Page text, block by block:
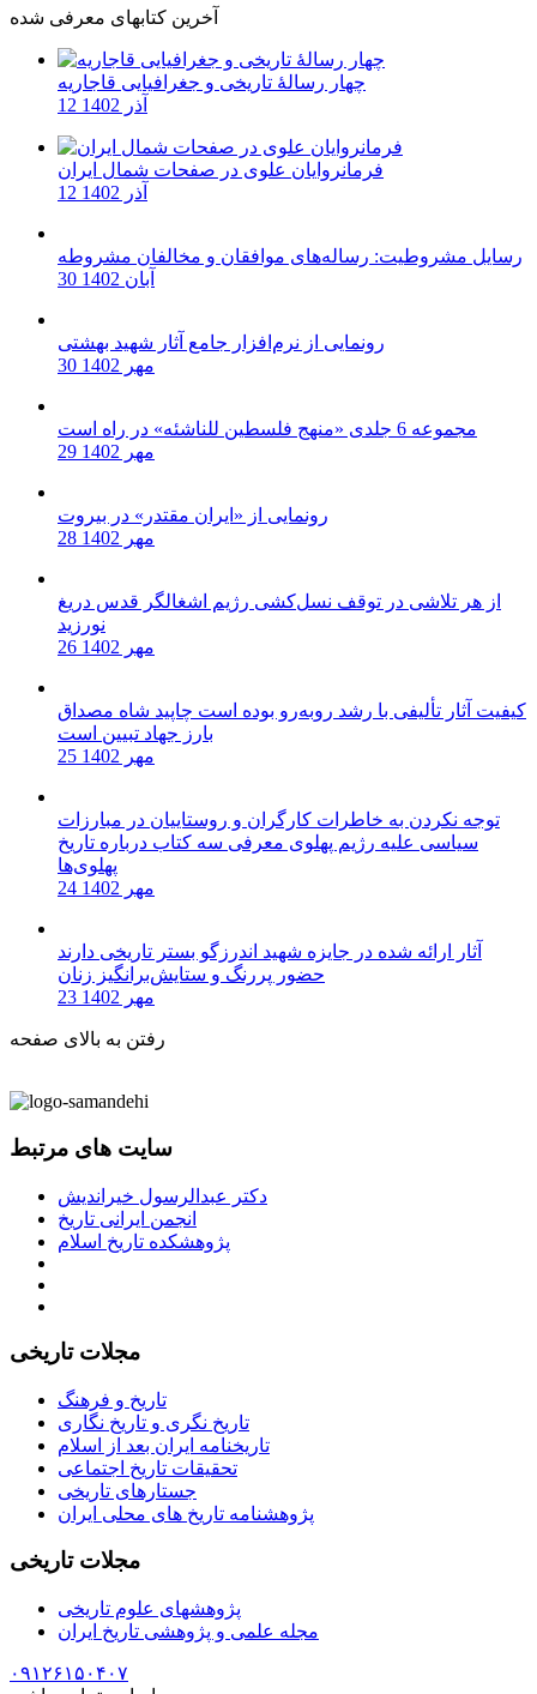
آخرین کتابهای معرفی شده
چهار رسالۀ تاریخی و جغرافیایی قاجاریه
12 آذر 1402
فرمانروایان علوی در صفحات شمال ایران
12 آذر 1402
رسایل مشروطیت: رساله‌های موافقان و مخالفان مشروطه
30 آبان 1402
رونمایی از نرم‌افزار جامع آثار شهید بهشتی
30 مهر 1402
مجموعه 6 جلدی «منهج فلسطین للناشئه» در راه است
29 مهر 1402
رونمایی از «ایران مقتدر» در بیروت
28 مهر 1402
از هر تلاشی در توقف نسل‌کشی رژیم اشغالگر قدس دریغ
نورزید
26 مهر 1402
کیفیت آثار تألیفی با رشد روبه‌رو بوده است چاپید شاه مصداق
بارز جهاد تبیین است
25 مهر 1402
توجه نکردن به خاطرات کارگران و روستاییان در مبارزات
سیاسی علیه رژیم پهلوی معرفی سه کتاب درباره تاریخ
پهلوی‌ها
24 مهر 1402
آثار ارائه شده در جایزه شهید اندرزگو بستر تاریخی دارند
حضور پررنگ و ستایش‌برانگیز زنان
23 مهر 1402
رفتن به بالای صفحه
سایت های مرتبط
دکتر عبدالرسول خیراندیش
انجمن ایرانی تاریخ
پژوهشکده تاریخ اسلام
مجلات تاریخی
تاریخ و فرهنگ
تاریخ نگری و تاریخ نگاری
تاریخنامه ایران بعد از اسلام
تحقیقات تاریخ اجتماعی
جستارهای تاریخی
پژوهشنامه تاریخ های محلی ایران
مجلات تاریخی
پژوهشهای علوم تاریخی
مجله علمی و پژوهشی تاریخ ایران
۰۹۱۲۶۱۵۰۴۰۷